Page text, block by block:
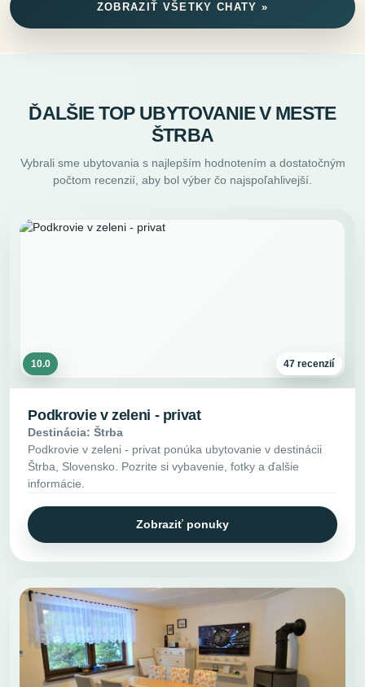
ZOBRAZIŤ VŠETKY CHATY »
ĎALŠIE TOP UBYTOVANIE V MESTE
ŠTRBA
Vybrali sme ubytovania s najlepším hodnotením a dostatočným
počtom recenzií, aby bol výber čo najspoľahlivejší.
10.0 47 recenzií
Podkrovie v zeleni - privat
Destinácia: Štrba
Podkrovie v zeleni - privat ponúka ubytovanie v destinácii
Štrba, Slovensko. Pozrite si vybavenie, fotky a ďalšie
informácie.
Zobraziť ponuky